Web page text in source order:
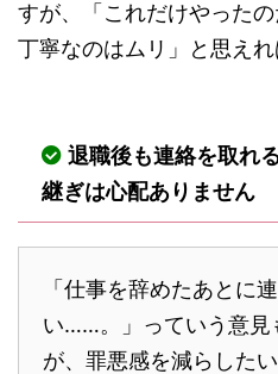
すが、「これだけやった
丁寧なのはムリ」と思えれ
退職後も連絡を取れ
継ぎは心配ありません
「仕事を辞めたあとに
い……。」っていう意見
が、罪悪感を減らした